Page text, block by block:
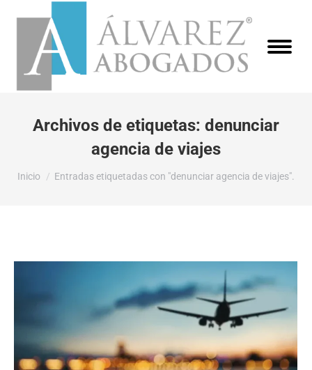
Archivos de etiquetas: denunciar
agencia de viajes
Estás aquí:
Inicio Entradas etiquetadas con "denunciar agencia de viajes".